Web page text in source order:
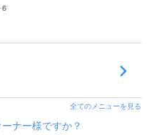
全てのメニューを見る
ナー様ですか？